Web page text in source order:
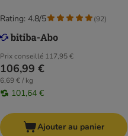
Prix conseillé 117,95 €
106,99 €
6,69 € / kg
101,64 €
Rating: 4.8/5 (92)
Ajouter au panier